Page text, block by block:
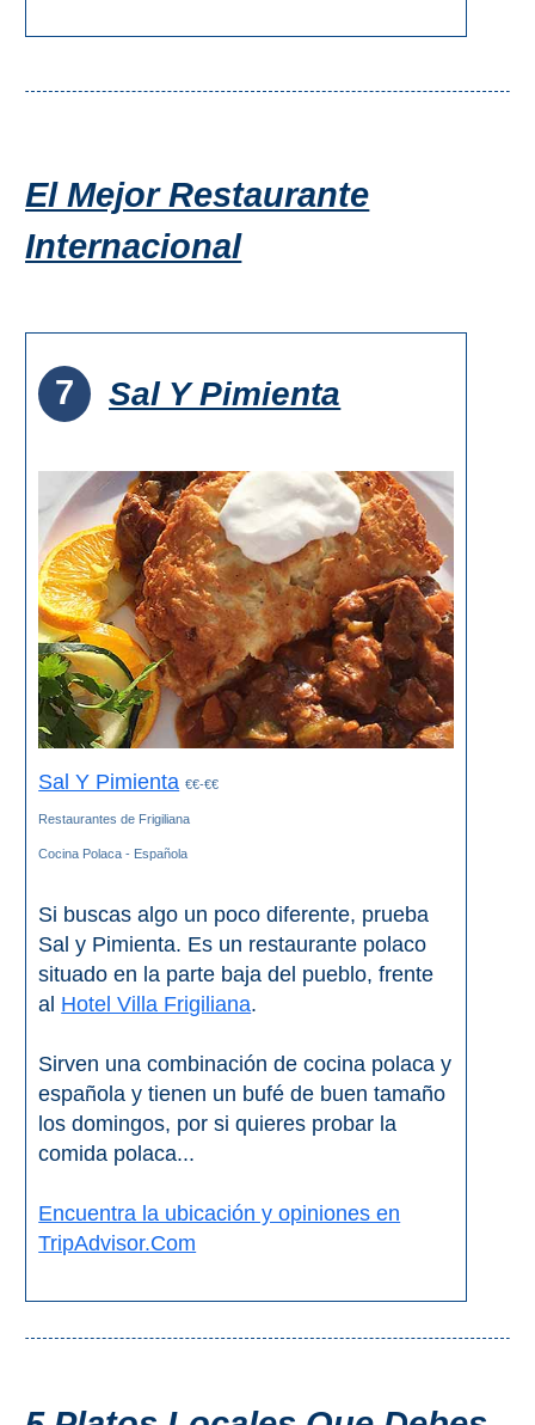
El Mejor Restaurante
Internacional
7 Sal Y Pimienta
Sal Y Pimienta €€-€€
Restaurantes de Frigiliana
Cocina Polaca - Española
Si buscas algo un poco diferente, prueba
Sal y Pimienta. Es un restaurante polaco
situado en la parte baja del pueblo, frente
al Hotel Villa Frigiliana.
Sirven una combinación de cocina polaca y
española y tienen un bufé de buen tamaño
los domingos, por si quieres probar la
comida polaca...
Encuentra la ubicación y opiniones en
TripAdvisor.Com